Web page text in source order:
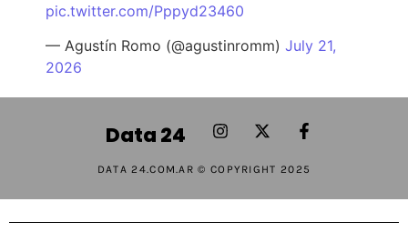
pic.twitter.com/Pppyd23460
— Agustín Romo (@agustinromm) July 21,
2026
Data 24
DATA 24.COM.AR © COPYRIGHT 2025